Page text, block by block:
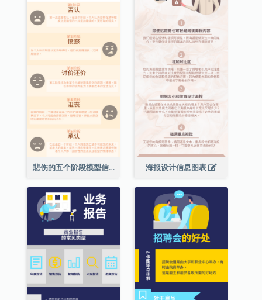
悲伤的五个阶段模型信息图表 海报设计信息图表